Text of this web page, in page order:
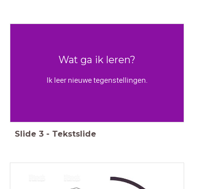
Wat ga ik leren?
Ik leer nieuwe tegenstellingen.
Slide 3 - Tekstslide